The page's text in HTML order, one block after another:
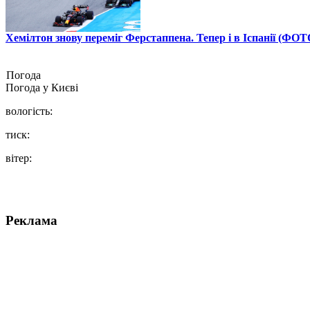
Хемілтон знову переміг Ферстаппена. Тепер і в Іспанії
Погода
Погода у Києві
вологість:
тиск:
вітер:
Реклама